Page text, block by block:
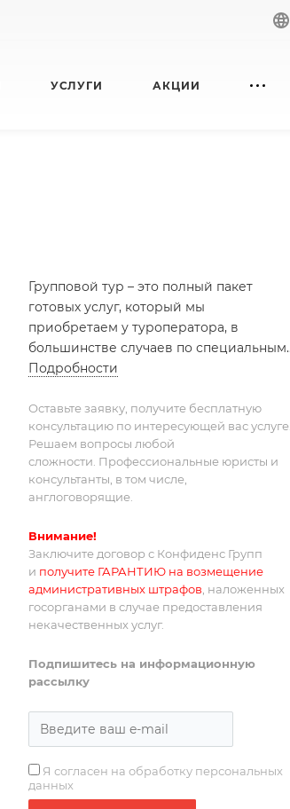
УСЛУГИ АКЦИИ
Групповой тур – это полный пакет
готовых услуг, который мы
приобретаем у туроператора, в
большинстве случаев по специальным
ценовым предложениям. Пакет, как
проживание, питание, страховку,
трансфер, визу, иногда экскурсионную
программу.
Подробности
Оставьте заявку, получите бесплатную
консультацию по интересующей вас услуге.
Решаем вопросы любой
сложности. Профессиональные юристы и
консультанты, в том числе,
англоговорящие.
Внимание!
Заключите договор с Конфиденс Групп
и получите ГАРАНТИЮ на возмещение
административных штрафов , наложенных
госорганами в случае предоставления
некачественных услуг.
Подпишитесь на информационную
рассылку
Я согласен на обработку персональных
данных